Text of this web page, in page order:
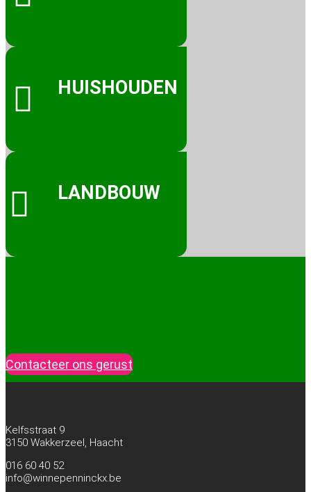
 HUISHOUDEN
 LANDBOUW
Contacteer ons gerust
Kelfsstraat 9
3150 Wakkerzeel, Haacht
016 60 40 52
info@winnepenninckx.be